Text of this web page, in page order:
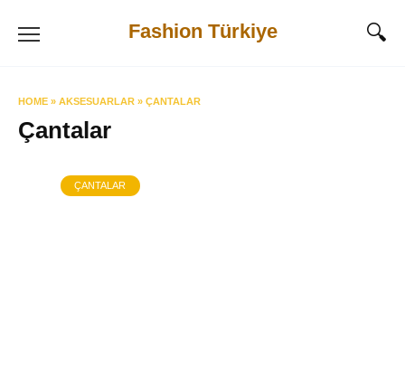
Fashion Türkiye
HOME » AKSESUARLAR » ÇANTALAR
Çantalar
ÇANTALAR